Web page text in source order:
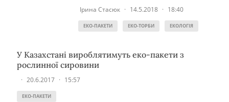
Ірина Стасюк · 14.5.2018 · 18:40
ЕКО-ПАКЕТИ ЕКО-ТОРБИ ЕКОЛОГІЯ
У Казахстані вироблятимуть еко-пакети з
рослинної сировини
· 20.6.2017 · 15:57
ЕКО-ПАКЕТИ